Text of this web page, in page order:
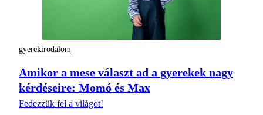
gyerekirodalom
Amikor a mese választ ad a gyerekek nagy
kérdéseire: Momó és Max
Fedezzük fel a világot!